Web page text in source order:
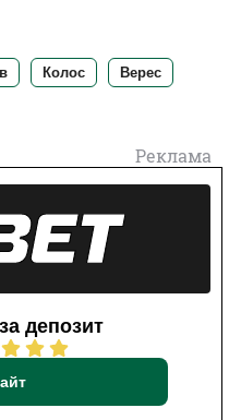
Колос Верес
Реклама
депозит